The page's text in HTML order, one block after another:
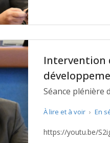
Intervention
Séance plénière
À lire et à voir › En
https://youtu.be/